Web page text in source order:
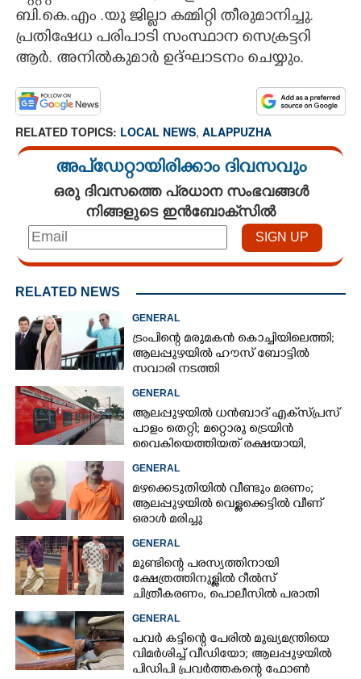
ബി.കെ.എം .യു ജില്ലാ കമ്മിറ്റി തീരുമാനിച്ചു.
പ്രതിഷേധ പരിപാടി സംസ്ഥാന സെക്രട്ടറി
ആർ. അനിൽകുമാർ ഉദ്ഘാടനം ചെയ്യും.
RELATED TOPICS: LOCAL NEWS, ALAPPUZHA
അപ്ഡേറ്റായിരിക്കാം ദിവസവും
ഒരു ദിവസത്തെ പ്രധാന സംഭവങ്ങൾ
നിങ്ങളുടെ ഇൻബോക്സിൽ
RELATED NEWS
GENERAL
ട്രംപിന്റെ മരുമകൻ കൊച്ചിയിലെത്തി;
ആലപ്പുഴയിൽ ഹൗസ് ബോട്ടിൽ
സവാരി നടത്തി
GENERAL
ആലപ്പുഴയിൽ ധൻബാദ് എക്‌സ്പ്രസ്
പാളം തെറ്റി; മറ്റൊരു ട്രെയിൻ
വൈകിയെത്തിയത് രക്ഷയായി,
GENERAL
മഴക്കെടുതിയിൽ വീണ്ടും മരണം;
ആലപ്പുഴയിൽ വെള്ളക്കെട്ടിൽ വീണ്
ഒരാൾ മരിച്ചു
GENERAL
മുണ്ടിന്റെ പരസ്യത്തിനായി
ക്ഷേത്രത്തിനുള്ളിൽ റീൽസ്
ചിത്രീകരണം, പൊലീസിൽ പരാതി
GENERAL
പവർ കട്ടിന്റെ പേരിൽ മുഖ്യമന്ത്രിയെ
വിമർശിച്ച് വീഡിയോ; ആലപ്പുഴയിൽ
പിഡിപി പ്രവർത്തകന്റെ ഫോൺ